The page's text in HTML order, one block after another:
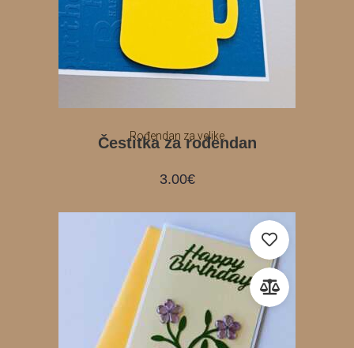
Rođendan za velike
Čestitka za rođendan
3.00€